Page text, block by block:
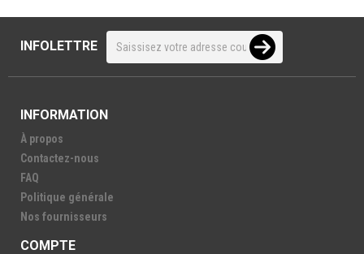
INFOLETTRE
INFORMATION
À propos
Contactez-nous
FAQ
Politique générale
Nos fournisseurs
COMPTE